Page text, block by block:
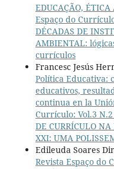
EDUCAÇÃO,
Espaço do
DÉCADAS DE
AMBIENTAL:
currículos
Francesc Jesús
Política Educativa:
educativos,
continua en la
Currículo: Vol.3 N.2
DE CURRÍCULO
XXI: UMA
Edileuda Soares
Revista Espaço do